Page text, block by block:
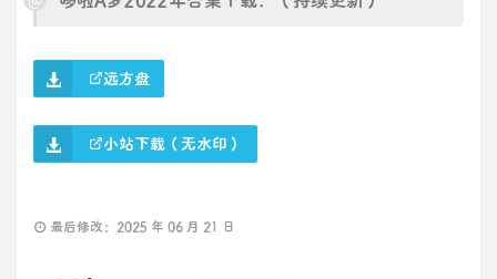
远方盘
小站下载（无水印）
最后修改：2025 年 06 月 21 日